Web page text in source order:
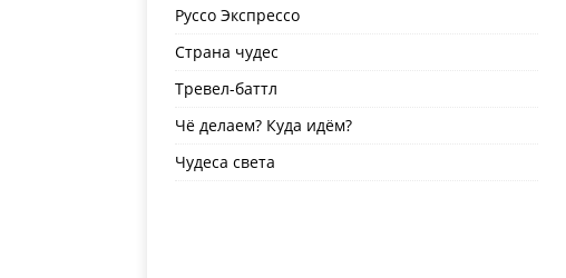
Руссо Экспрессо
Страна чудес
Тревел-баттл
Чё делаем? Куда идём?
Чудеса света